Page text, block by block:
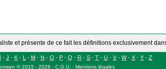
et présente de ce fait les définitions exclusivement
I - J - K - L - M - N - O - P - Q - R - S - T - U - V- W- X - Y - Z
©2015 - 2026 - C.G.U. - Mentions légales